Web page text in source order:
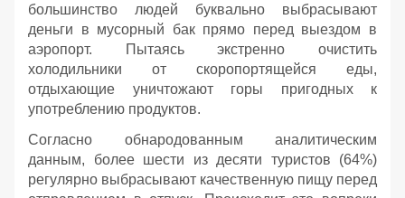
большинство людей буквально выбрасывают
деньги в мусорный бак прямо перед выездом в
аэропорт. Пытаясь экстренно очистить
холодильники от скоропортящейся еды,
отдыхающие уничтожают горы пригодных к
употреблению продуктов.
Согласно обнародованным аналитическим
данным, более шести из десяти туристов (64%)
регулярно выбрасывают качественную пищу перед